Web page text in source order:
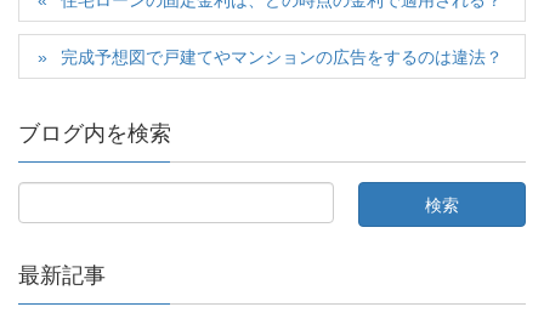
完成予想図で戸建てやマンションの広告をするのは違法？
ブログ内を検索
最新記事